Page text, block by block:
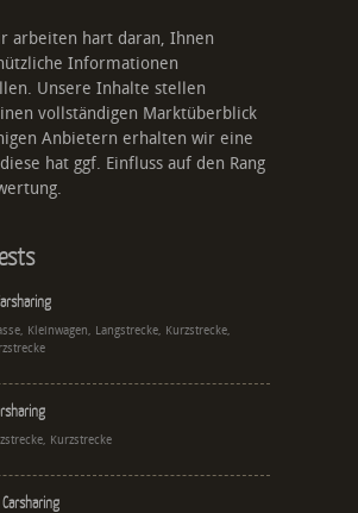
arbeiten hart daran, Ihnen
Informationen
Unsere Inhalte stellen
vollständigen Marktüberblick
Anbietern erhalten wir eine
hat ggf. Einfluss auf den Rang
Kleinwagen, Langstrecke, Kurzstrecke,
Kurzstrecke
Carsharing